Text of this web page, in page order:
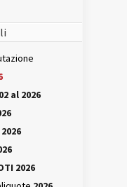
al 2026
2026